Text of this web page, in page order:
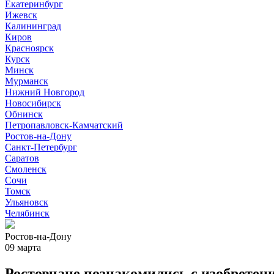
Екатеринбург
Ижевск
Калининград
Киров
Красноярск
Курск
Минск
Мурманск
Нижний Новгород
Новосибирск
Обнинск
Петропавловск-Камчатский
Ростов-на-Дону
Санкт-Петербург
Саратов
Смоленск
Сочи
Томск
Ульяновск
Челябинск
Ростов-на-Дону
09 марта